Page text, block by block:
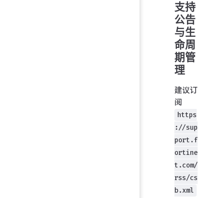
支持
公告
与生
命周
期管
理
建议订
阅
https
://sup
port.f
ortine
t.com/
rss/cs
b.xml